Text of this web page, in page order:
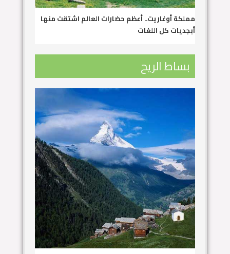
مملكة أوغاريت.. أعظم حضارات العالم اشتقت منها
أبجديات كل اللغات
بساط الريح